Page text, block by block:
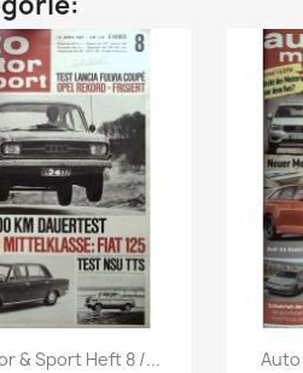
Vorschau
& Sport Heft 8 /... Auto